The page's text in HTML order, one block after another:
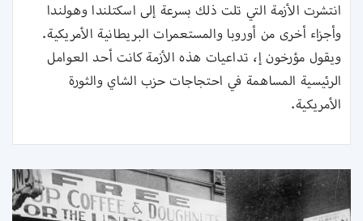
انتشرت الأزمة التي تلت ذلك بسرعة إلى اسكتلندا وهولندا
وأجزاء أخرى من أوروبا والمستعمرات البريطانية الأمريكية.
ويقول مؤرخون إ، تداعيات هذه الأزمة كانت أحد العوامل
الرئيسية المساهمة في احتجاجات حزب الشاي والثورة
الأمريكية.